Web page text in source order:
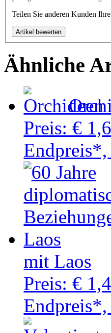
Teilen Sie anderen Kunden
Ähnliche
Preis: €
Endpreis*,
mit Laos
Preis: €
Endpreis*,